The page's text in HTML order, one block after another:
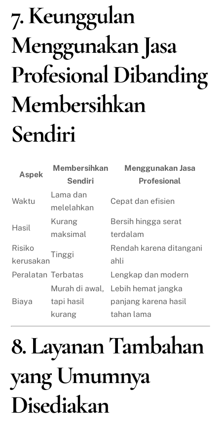
7. Keunggulan
Menggunakan Jasa
Profesional Dibanding
Membersihkan
Sendiri
Aspek
Membersihkan
Sendiri
Menggunakan Jasa
Profesional
Waktu
Lama dan
melelahkan
Cepat dan efisien
Hasil
Kurang
maksimal
Bersih hingga serat
terdalam
Risiko
kerusakan
Tinggi
Rendah karena ditangani
ahli
Peralatan Terbatas Lengkap dan modern
Biaya
Murah di awal,
tapi hasil
kurang
Lebih hemat jangka
panjang karena hasil
tahan lama
8. Layanan Tambahan
yang Umumnya
Disediakan